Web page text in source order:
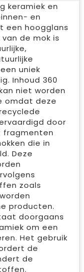
keramiek en
en
een hoogglans
de mok is
uniek
Inhoud 360
niet worden
omdat deze
door
die in
Deze
zoals
producten.
doorgaans
om een
Het gebruik
de
de